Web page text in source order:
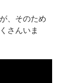
、そのため
さんいま